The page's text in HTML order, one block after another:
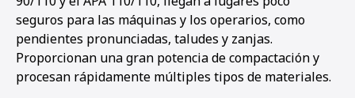
seguros para las máquinas y los operarios, como
pendientes pronunciadas, taludes y zanjas.
Proporcionan una gran potencia de compactación y
procesan rápidamente múltiples tipos de materiales.